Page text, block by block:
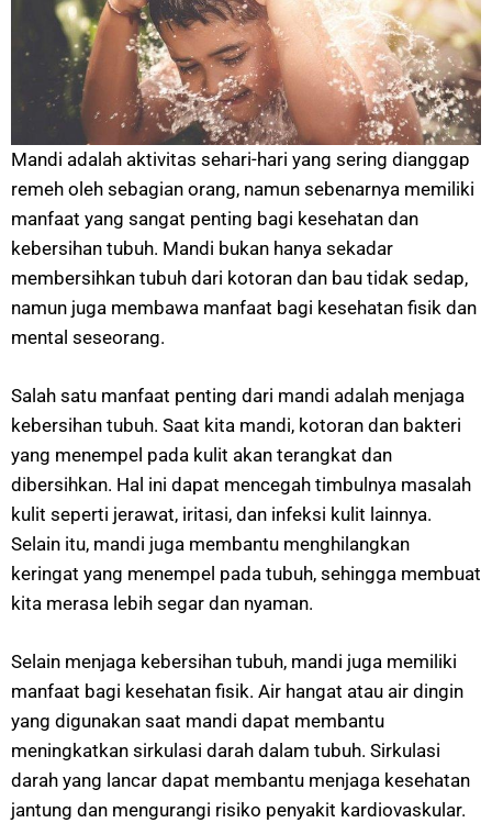
Mandi adalah aktivitas sehari-hari yang sering dianggap
remeh oleh sebagian orang, namun sebenarnya memiliki
manfaat yang sangat penting bagi kesehatan dan
kebersihan tubuh. Mandi bukan hanya sekadar
membersihkan tubuh dari kotoran dan bau tidak sedap,
namun juga membawa manfaat bagi kesehatan fisik dan
mental seseorang.
Salah satu manfaat penting dari mandi adalah menjaga
kebersihan tubuh. Saat kita mandi, kotoran dan bakteri
yang menempel pada kulit akan terangkat dan
dibersihkan. Hal ini dapat mencegah timbulnya masalah
kulit seperti jerawat, iritasi, dan infeksi kulit lainnya.
Selain itu, mandi juga membantu menghilangkan
keringat yang menempel pada tubuh, sehingga membuat
kita merasa lebih segar dan nyaman.
Selain menjaga kebersihan tubuh, mandi juga memiliki
manfaat bagi kesehatan fisik. Air hangat atau air dingin
yang digunakan saat mandi dapat membantu
meningkatkan sirkulasi darah dalam tubuh. Sirkulasi
darah yang lancar dapat membantu menjaga kesehatan
jantung dan mengurangi risiko penyakit kardiovaskular.